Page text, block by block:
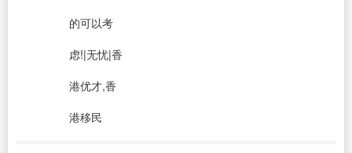
的可以考
虑!|无忧|香
港优才,香
港移民